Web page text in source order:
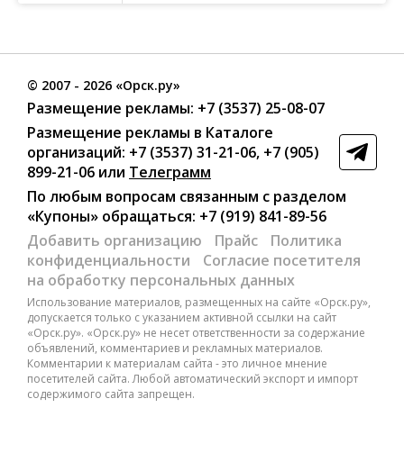
© 2007 - 2026 «Орск.ру»
Размещение рекламы: +7 (3537) 25-08-07
Размещение рекламы в Каталоге
организаций: +7 (3537) 31-21-06, +7 (905)
899-21-06 или Телеграмм
По любым вопросам связанным с разделом
«Купоны» обращаться: +7 (919) 841-89-56
Добавить организацию
Прайс
Политика
конфиденциальности
Согласие посетителя
на обработку персональных данных
Использование материалов, размещенных на сайте «Орск.ру»,
допускается только с указанием активной ссылки на сайт
«Орск.ру». «Орск.ру» не несет ответственности за содержание
объявлений, комментариев и рекламных материалов.
Комментарии к материалам сайта - это личное мнение
посетителей сайта. Любой автоматический экспорт и импорт
содержимого сайта запрещен.